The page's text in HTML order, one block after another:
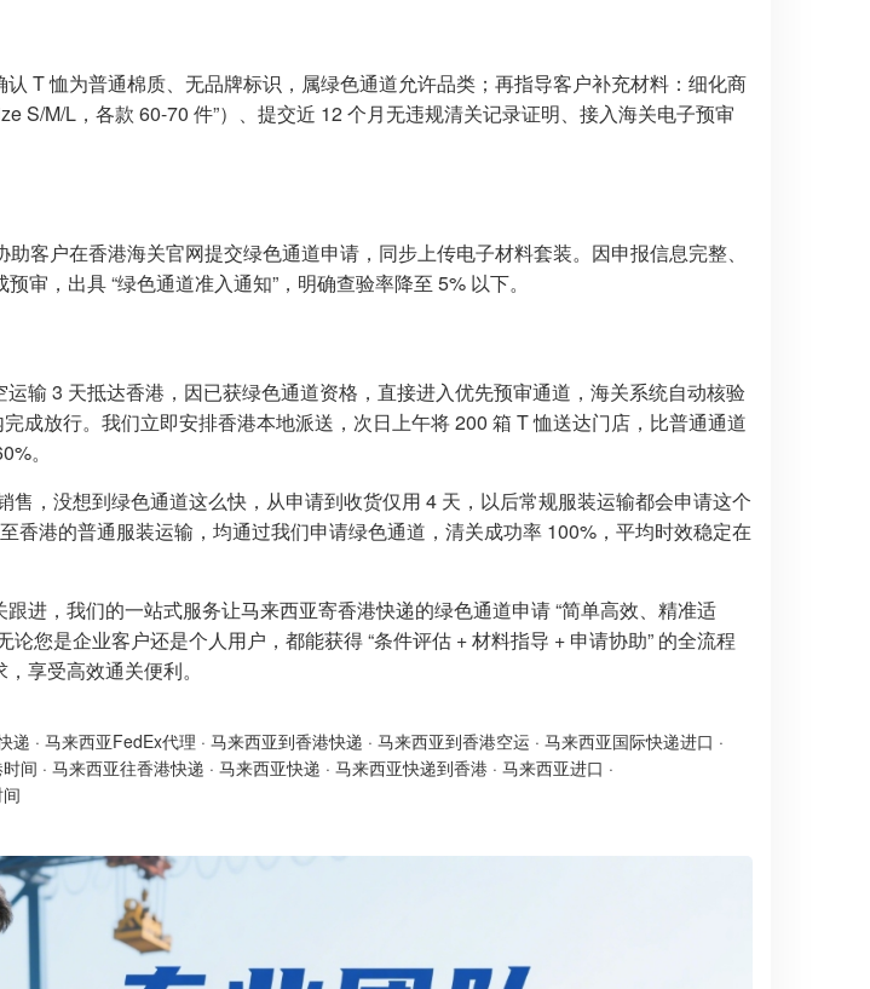
T 恤为普通棉质、无品牌标识，属绿色通道允许品类；再指导客户补充材料：细化商
S/M/L，各款 60-70 件”）、提交近 12 个月无违规清关记录证明、接入海关电子预审
助客户在香港海关官网提交绿色通道申请，同步上传电子材料套装。因申报信息完整、
审，出具 “绿色通道准入通知”，明确查验率降至 5% 以下。
输 3 天抵达香港，因已获绿色通道资格，直接进入优先预审通道，海关系统自动核验
成放行。我们立即安排香港本地派送，次日上午将 200 箱 T 恤送达门店，比普通通道
。
售，没想到绿色通道这么快，从申请到收货仅用 4 天，以后常规服装运输都会申请这个
香港的普通服装运输，均通过我们申请绿色通道，清关成功率 100%，平均时效稳定在
进，我们的一站式服务让马来西亚寄香港快递的绿色通道申请 “简单高效、精准适
论您是企业客户还是个人用户，都能获得 “条件评估 + 材料指导 + 申请协助” 的全流程
享受高效通关便利。
递 · 马来西亚FedEx代理 · 马来西亚到香港快递 · 马来西亚到香港空运 · 马来西亚国际快递进口 ·
间 · 马来西亚往香港快递 · 马来西亚快递 · 马来西亚快递到香港 · 马来西亚进口 ·